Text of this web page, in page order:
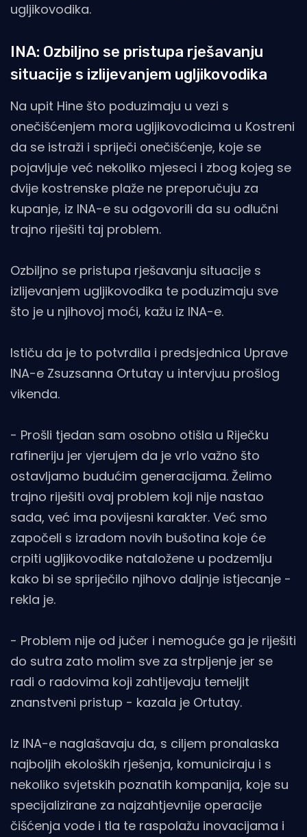
ugljikovodika.
INA: Ozbiljno se pristupa rješavanju
situacije s izlijevanjem ugljikovodika
Na upit Hine što poduzimaju u vezi s
onečišćenjem mora ugljikovodicima u Kostreni
da se istraži i spriječi onečišćenje, koje se
pojavljuje već nekoliko mjeseci i zbog kojeg se
dvije kostrenske plaže ne preporučuju za
kupanje, iz INA-e su odgovorili da su odlučni
trajno riješiti taj problem.
Ozbiljno se pristupa rješavanju situacije s
izlijevanjem ugljikovodika te poduzimaju sve
što je u njihovoj moći, kažu iz INA-e.
Ističu da je to potvrdila i predsjednica Uprave
INA-e Zsuzsanna Ortutay u intervjuu prošlog
vikenda.
- Prošli tjedan sam osobno otišla u Riječku
rafineriju jer vjerujem da je vrlo važno što
ostavljamo budućim generacijama. Želimo
trajno riješiti ovaj problem koji nije nastao
sada, već ima povijesni karakter. Već smo
započeli s izradom novih bušotina koje će
crpiti ugljikovodike nataložene u podzemlju
kako bi se spriječilo njihovo daljnje istjecanje -
rekla je.
- Problem nije od jučer i nemoguće ga je riješiti
do sutra zato molim sve za strpljenje jer se
radi o radovima koji zahtijevaju temeljit
znanstveni pristup - kazala je Ortutay.
Iz INA-e naglašavaju da, s ciljem pronalaska
najboljih ekoloških rješenja, komuniciraju i s
nekoliko svjetskih poznatih kompanija, koje su
specijalizirane za najzahtjevnije operacije
čišćenja vode i tla te raspolažu inovacijama i